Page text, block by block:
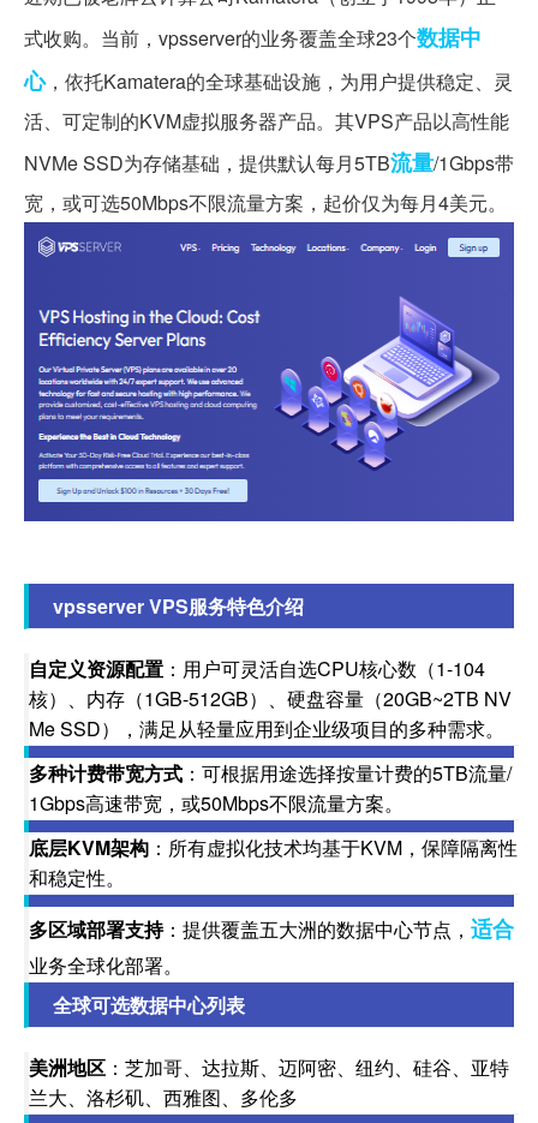
式收购。当前，vpsserver的业务覆盖全球23个数据中
心，依托Kamatera的全球基础设施，为用户提供稳定、灵
活、可定制的KVM虚拟服务器产品。其VPS产品以高性能
NVMe SSD为存储基础，提供默认每月5TB流量/1Gbps带
宽，或可选50Mbps不限流量方案，起价仅为每月4美元。
vpsserver VPS服务特色介绍
自定义资源配置 ：用户可灵活自选CPU核心数（1-104
核）、内存（1GB-512GB）、硬盘容量（20GB~2TB NV
Me SSD），满足从轻量应用到企业级项目的多种需求。
多种计费带宽方式 ：可根据用途选择按量计费的5TB流量/
1Gbps高速带宽，或50Mbps不限流量方案。
底层KVM架构 ：所有虚拟化技术均基于KVM，保障隔离性
和稳定性。
多区域部署支持：提供覆盖五大洲的数据中心节点， 适合
业务全球化部署。
全球可选数据中心列表
美洲地区 ：芝加哥、达拉斯、迈阿密、纽约、硅谷、亚特
兰大、洛杉矶、西雅图、多伦多